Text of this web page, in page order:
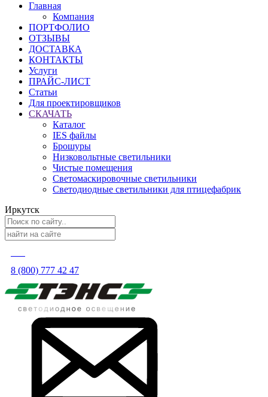
Главная
Компания
ПОРТФОЛИО
ОТЗЫВЫ
ДОСТАВКА
КОНТАКТЫ
Услуги
ПРАЙС-ЛИСТ
Статьи
Для проектировщиков
СКАЧАТЬ
Каталог
IES файлы
Брошуры
Низковольтные светильники
Чистые помещения
Светомаскировочные светильники
Светодиодные светильники для птицефабрик
Иркутск
8 (800) 777 42 47